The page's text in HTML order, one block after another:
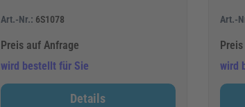
Art.-Nr.: 6S1078
Preis auf Anfrage
wird bestellt für Sie
Details
Art.-
wird